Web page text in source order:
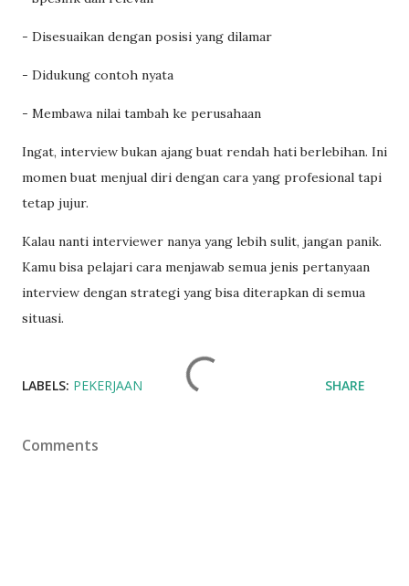
- Disesuaikan dengan posisi yang dilamar
- Didukung contoh nyata
- Membawa nilai tambah ke perusahaan
Ingat, interview bukan ajang buat rendah hati berlebihan. Ini
momen buat menjual diri dengan cara yang profesional tapi
tetap jujur.
Kalau nanti interviewer nanya yang lebih sulit, jangan panik.
Kamu bisa pelajari cara menjawab semua jenis pertanyaan
interview dengan strategi yang bisa diterapkan di semua
situasi.
LABELS: PEKERJAAN SHARE
Comments